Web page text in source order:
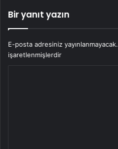
Bir yanıt yazın
E-posta adresiniz yayınlanmayacak.
işaretlenmişlerdir